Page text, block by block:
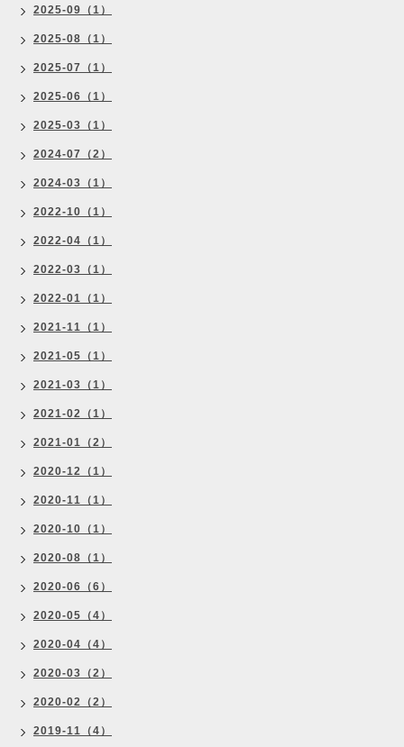
2025-09（1）
2025-08（1）
2025-07（1）
2025-06（1）
2025-03（1）
2024-07（2）
2024-03（1）
2022-10（1）
2022-04（1）
2022-03（1）
2022-01（1）
2021-11（1）
2021-05（1）
2021-03（1）
2021-02（1）
2021-01（2）
2020-12（1）
2020-11（1）
2020-10（1）
2020-08（1）
2020-06（6）
2020-05（4）
2020-04（4）
2020-03（2）
2020-02（2）
2019-11（4）